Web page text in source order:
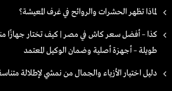
لماذا تظهر الحشرات والروائح في غرف المعيشة؟
كذا – أفضل سعر كاش في مصر | كيف تختار جهازًا
طويلة – أجهزة أصلية وضمان الوكيل المعتمد
دليل اختيار الأزياء والجمال من نمشي لإطلالة